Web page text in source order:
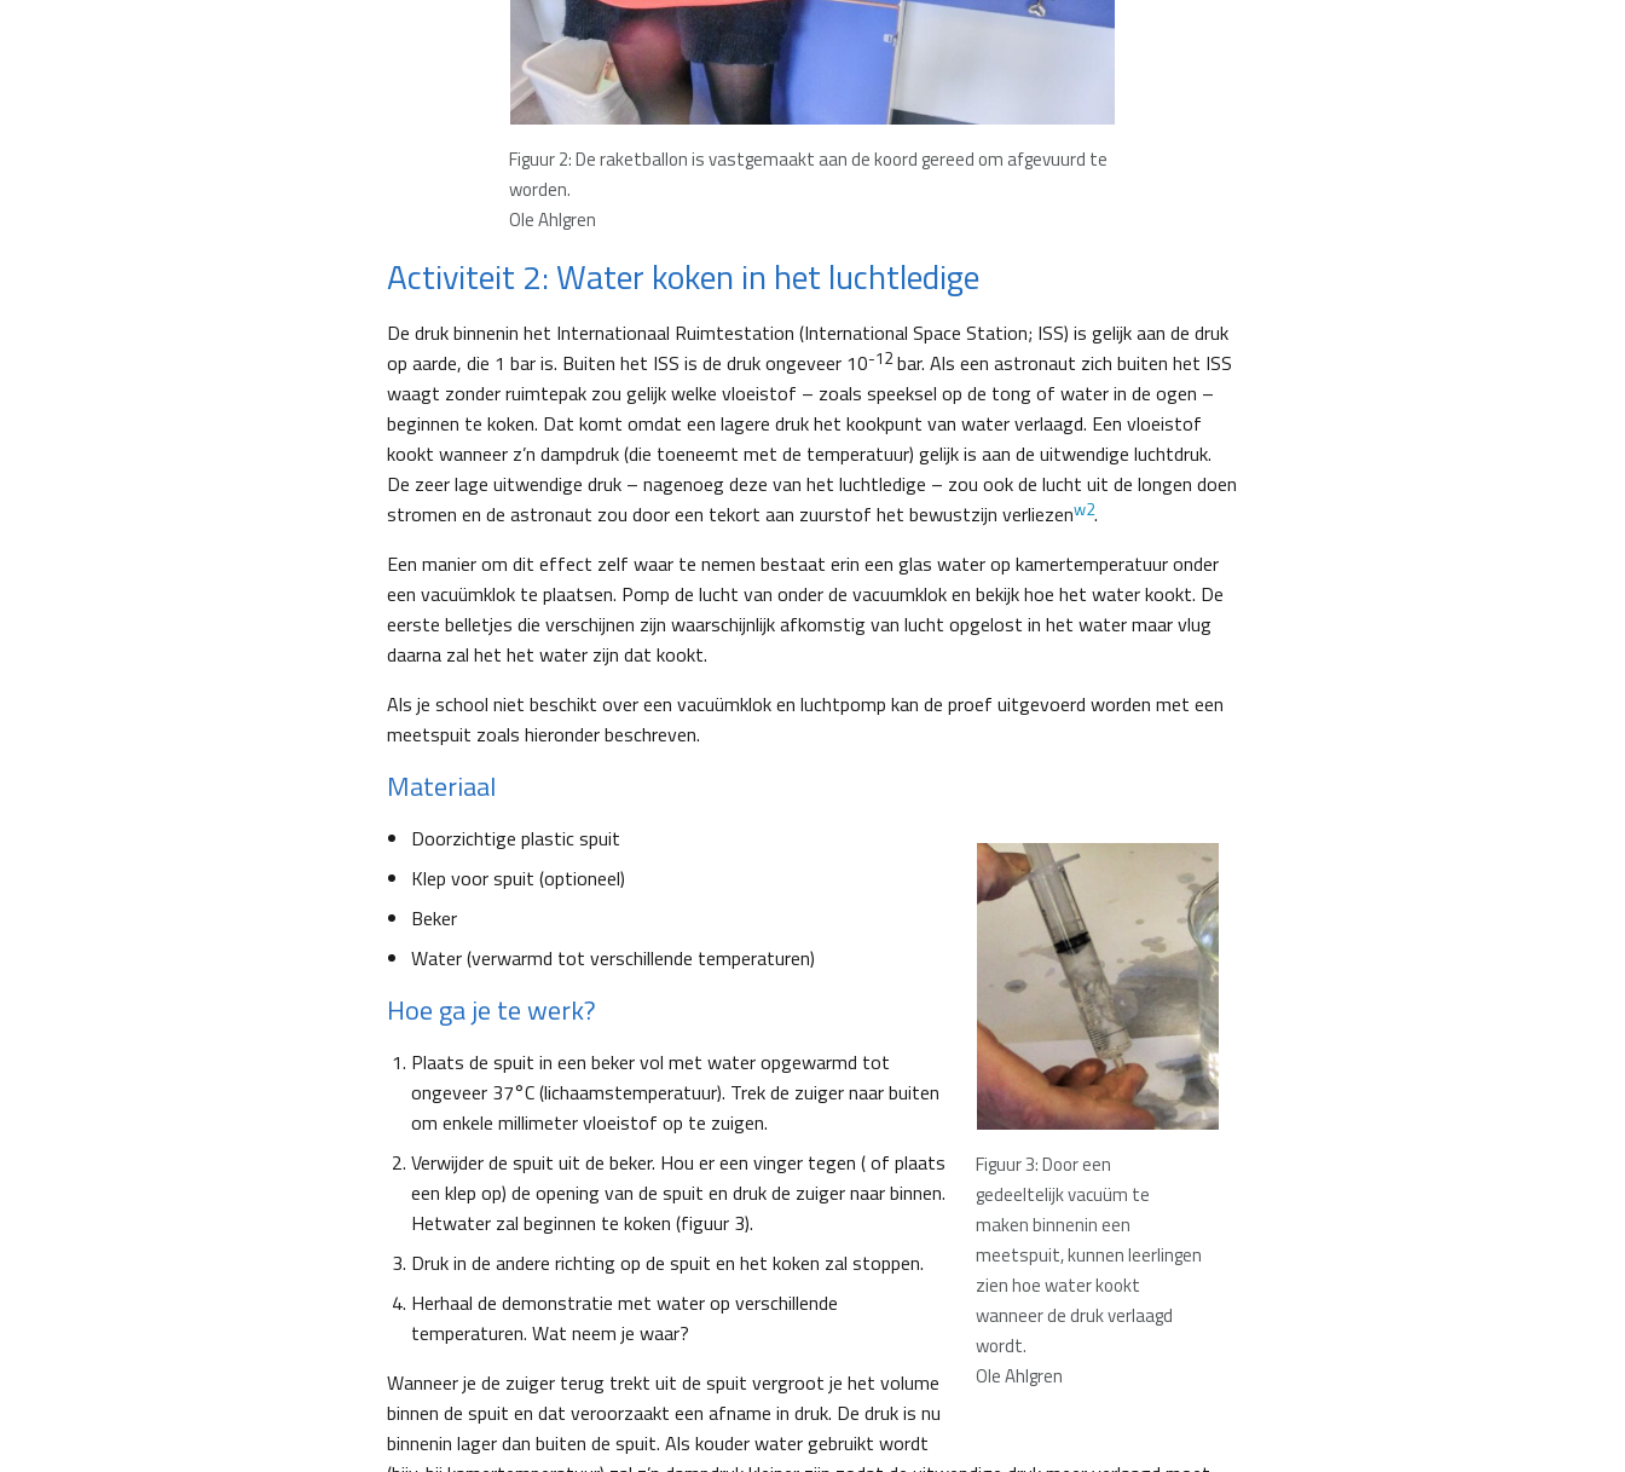
Figuur 2: De raketballon is vastgemaakt aan de koord gereed om afgevuurd te
worden.
Ole Ahlgren
Activiteit 2: Water koken in het luchtledige
De druk binnenin het Internationaal Ruimtestation (International Space Station; ISS) is gelijk aan de druk
op aarde, die 1 bar is. Buiten het ISS is de druk ongeveer 10-12bar. Als een astronaut zich buiten het ISS
waagt zonder ruimtepak zou gelijk welke vloeistof – zoals speeksel op de tong of water in de ogen –
beginnen te koken. Dat komt omdat een lagere druk het kookpunt van water verlaagd. Een vloeistof
kookt wanneer z’n dampdruk (die toeneemt met de temperatuur) gelijk is aan de uitwendige luchtdruk.
De zeer lage uitwendige druk – nagenoeg deze van het luchtledige – zou ook de lucht uit de longen doen
stromen en de astronaut zou door een tekort aan zuurstof het bewustzijn verliezenw2.
Een manier om dit effect zelf waar te nemen bestaat erin een glas water op kamertemperatuur onder
een vacuümklok te plaatsen. Pomp de lucht van onder de vacuumklok en bekijk hoe het water kookt. De
eerste belletjes die verschijnen zijn waarschijnlijk afkomstig van lucht opgelost in het water maar vlug
daarna zal het het water zijn dat kookt.
Als je school niet beschikt over een vacuümklok en luchtpomp kan de proef uitgevoerd worden met een
meetspuit zoals hieronder beschreven.
Materiaal
Figuur 3: Door een
gedeeltelijk vacuüm te
maken binnenin een
meetspuit, kunnen leerlingen
zien hoe water kookt
wanneer de druk verlaagd
wordt.
Ole Ahlgren
Doorzichtige plastic spuit
Klep voor spuit (optioneel)
Beker
Water (verwarmd tot verschillende temperaturen)
Hoe ga je te werk?
Plaats de spuit in een beker vol met water opgewarmd tot
ongeveer 37°C (lichaamstemperatuur). Trek de zuiger naar buiten
om enkele millimeter vloeistof op te zuigen.
Verwijder de spuit uit de beker. Hou er een vinger tegen ( of plaats
een klep op) de opening van de spuit en druk de zuiger naar binnen.
Hetwater zal beginnen te koken (figuur 3).
Druk in de andere richting op de spuit en het koken zal stoppen.
Herhaal de demonstratie met water op verschillende
temperaturen. Wat neem je waar?
Wanneer je de zuiger terug trekt uit de spuit vergroot je het volume
binnen de spuit en dat veroorzaakt een afname in druk. De druk is nu
binnenin lager dan buiten de spuit. Als kouder water gebruikt wordt